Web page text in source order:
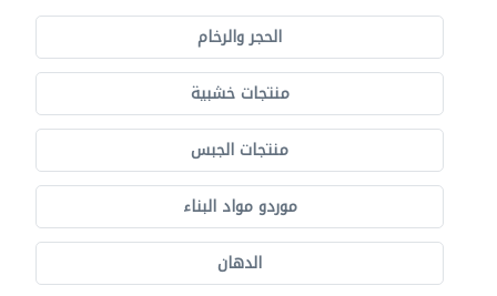
الحجر والرخام
منتجات خشبية
منتجات الجبس
موردو مواد البناء
الدهان